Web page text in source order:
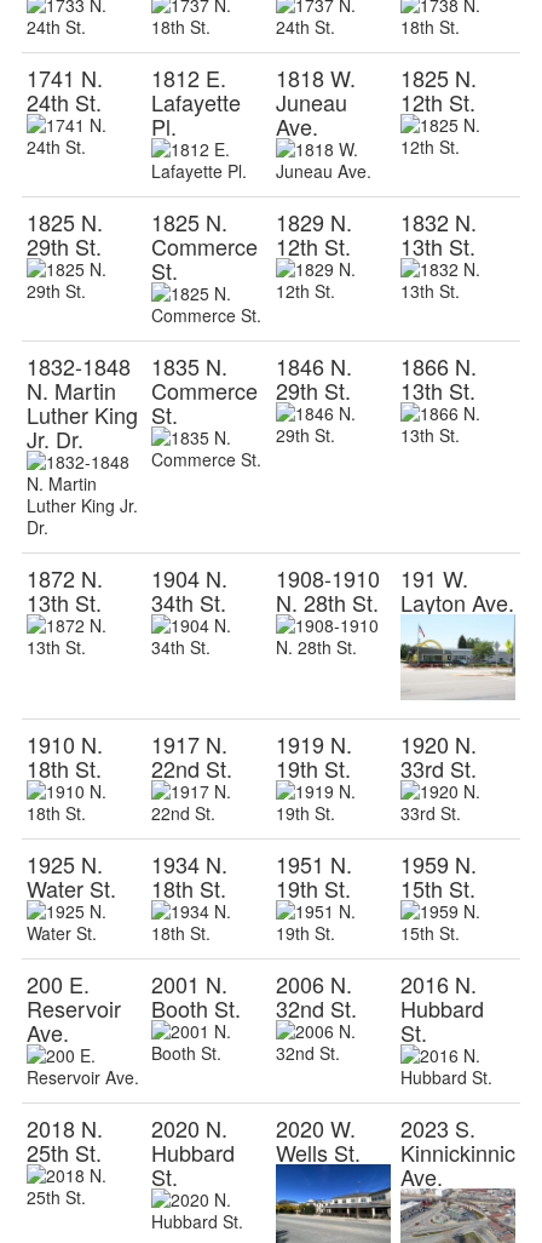
1741 N.
24th St.
1812 E.
Lafayette
Pl.
1818 W.
Juneau
Ave.
1825 N.
12th St.
1825 N.
29th St.
1825 N.
Commerce
St.
1829 N.
12th St.
1832 N.
13th St.
1832-1848
N. Martin
Luther King
Jr. Dr.
1835 N.
Commerce
St.
1846 N.
29th St.
1866 N.
13th St.
1872 N.
13th St.
1904 N.
34th St.
1908-1910
N. 28th St.
191 W.
Layton Ave.
1910 N.
18th St.
1917 N.
22nd St.
1919 N.
19th St.
1920 N.
33rd St.
1925 N.
Water St.
1934 N.
18th St.
1951 N.
19th St.
1959 N.
15th St.
200 E.
Reservoir
Ave.
2001 N.
Booth St.
2006 N.
32nd St.
2016 N.
Hubbard
St.
2018 N.
25th St.
2020 N.
Hubbard
St.
2020 W.
Wells St.
2023 S.
Kinnickinnic
Ave.